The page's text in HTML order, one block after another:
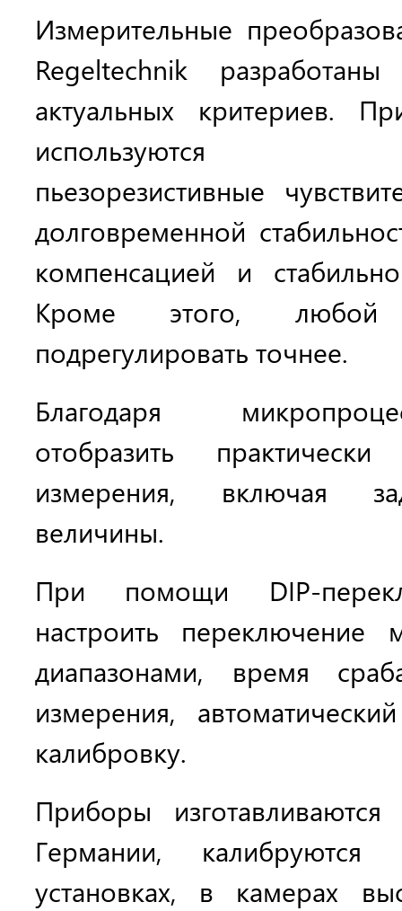
Измерительные
Regeltechnik
актуальных критериев.
используются
пьезорезистивные
долговременной
компенсацией и
Кроме этого,
подрегулировать точнее.
Благодаря
отобразить
измерения, включая
величины.
При помощи DIP-
настроить переключение
диапазонами, время
измерения,
калибровку.
Приборы
Германии, калибруются
установках, в камерах